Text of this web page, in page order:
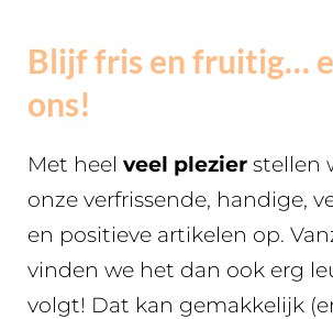
Blijf fris en fruitig…
ons!
Met heel veel plezier stellen
onze verfrissende, handige,
en positieve artikelen op.
vinden we het dan ook erg
volgt! Dat kan gemakkelijk